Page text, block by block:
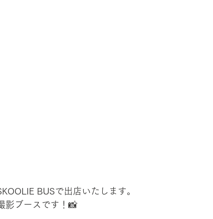
BUSで出店いたします。
影ブースです！📸